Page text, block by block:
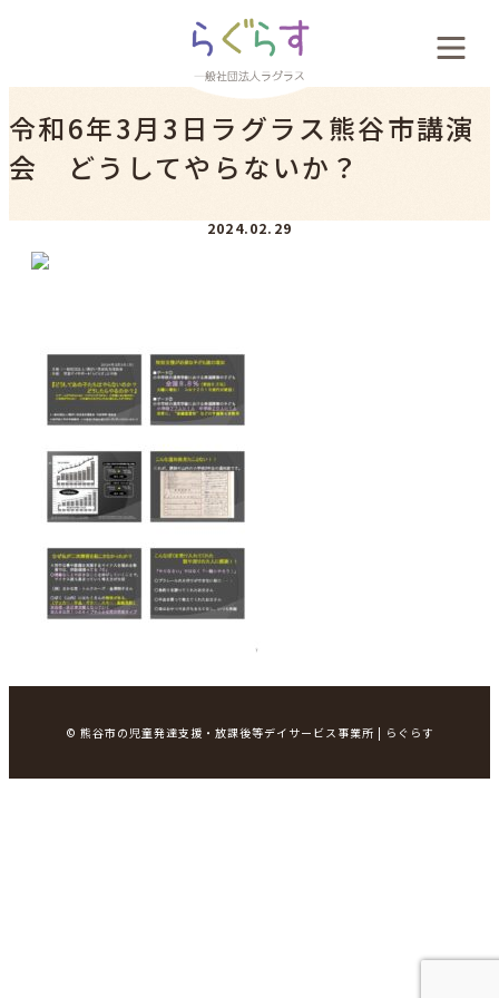
料金案内
採用案内
お問い合わせ
令和6年3月3日ラグラス熊谷市講演
会 どうしてやらないか？
2024.02.29
© 熊谷市の児童発達支援・放課後等デイサービス事業所 | らぐらす